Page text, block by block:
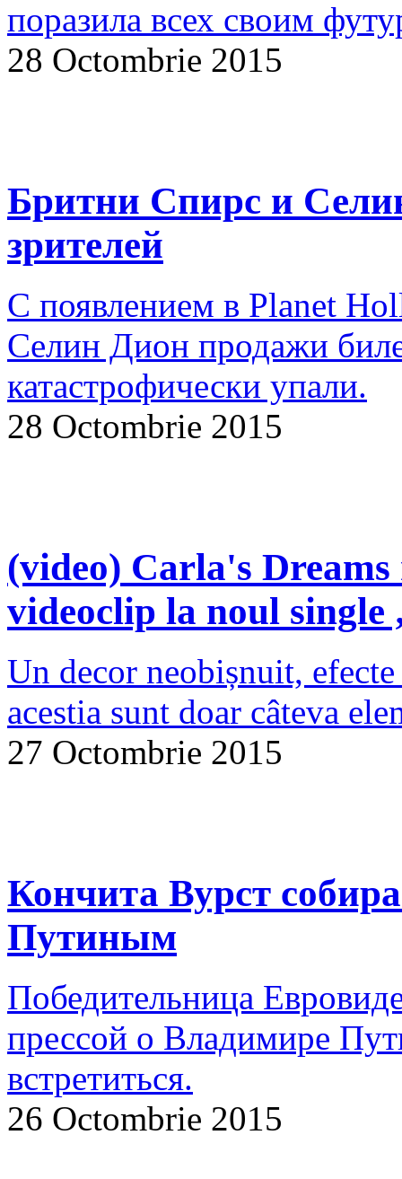
поразила всех своим
28 Octombrie 2015
Бритни Спирс и
зрителей
С появлением в Planet
Селин Дион продажи
катастрофически упали.
28 Octombrie 2015
(video) Carla's
videoclip la noul single
Un decor neobișnuit,
acestia sunt doar câteva
27 Octombrie 2015
Кончита Вурст
Путиным
Победительница
прессой о Владимире
встретиться.
26 Octombrie 2015